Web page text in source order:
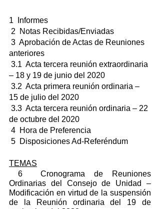
1  Informes
2  Notas Recibidas/Enviadas
anteriores
– 18 y 19 de junio del 2020
15 de julio del 2020
de octubre del 2020
4  Hora de Preferencia
5  Disposiciones Ad-Referéndum
TEMAS
Ordinarias del Consejo de Unidad –
Modificación en virtud de la suspensión
de la Reunión ordinaria del 19 de